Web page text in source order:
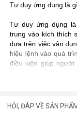
Tư duy ứng dụng là
Tư duy ứng dụng
trung vào kích thích
dựa trên việc vận
hiệu lệnh vào quá
điều kiện giúp người
muốn học bài bản
cả. Nhằm giúp
HỎI, ĐÁP VỀ SẢN